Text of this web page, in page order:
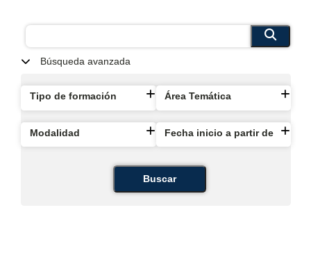
Búsqueda avanzada
Tipo de formación Área Temática
Modalidad Fecha inicio a partir de
Buscar